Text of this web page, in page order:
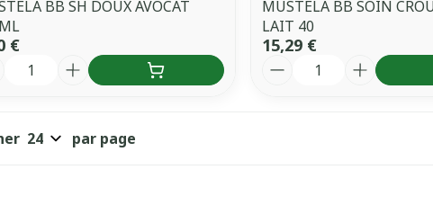
BB SH DOUX AVOCAT
€
MUSTELA BB SOIN
LAIT 40
15,29 €
Quantité
par page